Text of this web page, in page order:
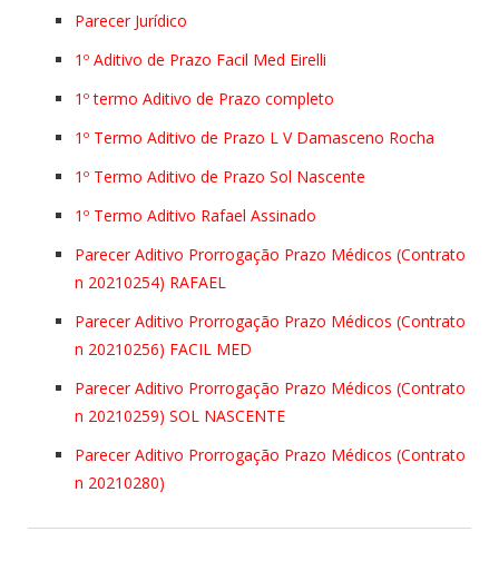
Parecer Jurídico
1º Aditivo de Prazo Facil Med Eirelli
1º termo Aditivo de Prazo completo
1º Termo Aditivo de Prazo L V Damasceno Rocha
1º Termo Aditivo de Prazo Sol Nascente
1º Termo Aditivo Rafael Assinado
Parecer Aditivo Prorrogação Prazo Médicos (Contrato
n 20210254) RAFAEL
Parecer Aditivo Prorrogação Prazo Médicos (Contrato
n 20210256) FACIL MED
Parecer Aditivo Prorrogação Prazo Médicos (Contrato
n 20210259) SOL NASCENTE
Parecer Aditivo Prorrogação Prazo Médicos (Contrato
n 20210280)